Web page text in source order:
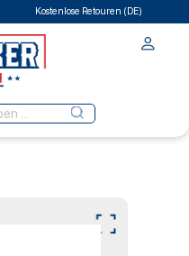
Kostenlose Retouren (DE)